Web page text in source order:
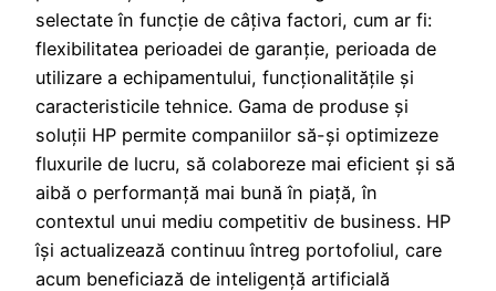
selectate în funcție de câțiva factori, cum ar fi:
flexibilitatea perioadei de garanție, perioada de
utilizare a echipamentului, funcționalitățile și
caracteristicile tehnice. Gama de produse și
soluții HP permite companiilor să-și optimizeze
fluxurile de lucru, să colaboreze mai eficient și să
aibă o performanță mai bună în piață, în
contextul unui mediu competitiv de business. HP
își actualizează continuu întreg portofoliul, care
acum beneficiază de inteligență artificială